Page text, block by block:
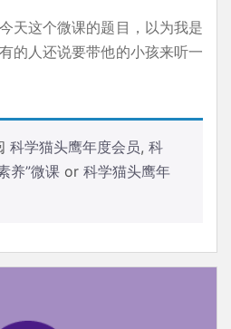
天这个微课的题目，以为我是
的人还说要带他的小孩来听一
科学猫头鹰年度会员, 科
养”微课 or 科学猫头鹰年